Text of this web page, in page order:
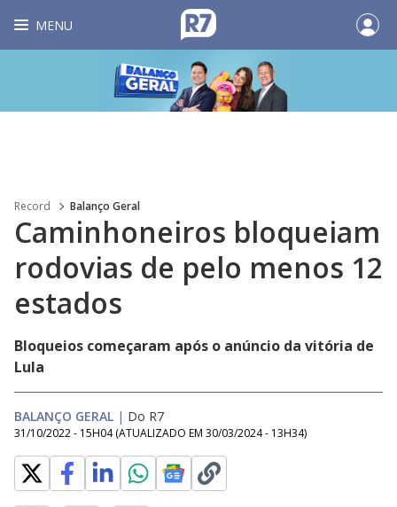
MENU
Record Balanço Geral
Caminhoneiros bloqueiam
rodovias de pelo menos 12
estados
Bloqueios começaram após o anúncio da vitória de
Lula
BALANÇO GERAL | Do R7
31/10/2022 - 15H04 (ATUALIZADO EM 30/03/2024 - 13H34)